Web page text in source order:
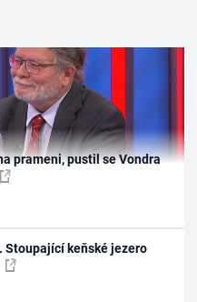
prameni, pustil se Vondra
Stoupající keňské jezero